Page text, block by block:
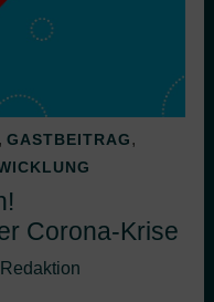
,GASTBEITRAG,
Corona-Krise